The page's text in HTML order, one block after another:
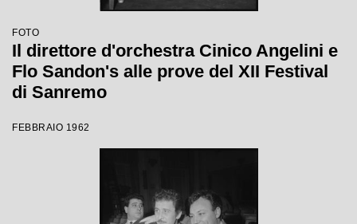
FOTO
Il direttore d'orchestra Cinico Angelini e
Flo Sandon's alle prove del XII Festival
di Sanremo
FEBBRAIO 1962